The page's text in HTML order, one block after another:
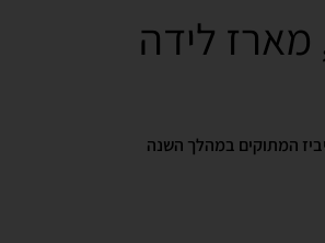
לתיעוד הבייביז המתוקים במהלך השנה